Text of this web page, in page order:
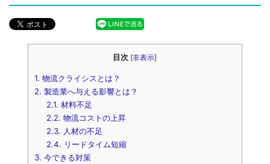
目次 [非表示]
1. 物流クライシスとは？
2. 製造業へ与える影響とは？
2.1. 材料不足
2.2. 物流コストの上昇
2.3. 人材の不足
2.4. リードタイム短縮
3. 今できる対策